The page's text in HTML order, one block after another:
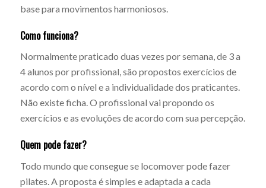
base para movimentos harmoniosos.
Como funciona?
Normalmente praticado duas vezes por semana, de 3 a
4 alunos por profissional, são propostos exercícios de
acordo com o nível e a individualidade dos praticantes.
Não existe ficha. O profissional vai propondo os
exercícios e as evoluções de acordo com sua percepção.
Quem pode fazer?
Todo mundo que consegue se locomover pode fazer
pilates. A proposta é simples e adaptada a cada